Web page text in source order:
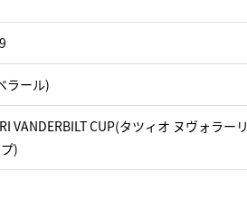
ラール)
VANDERBILT CUP(タツィオ ヌヴォラー
)